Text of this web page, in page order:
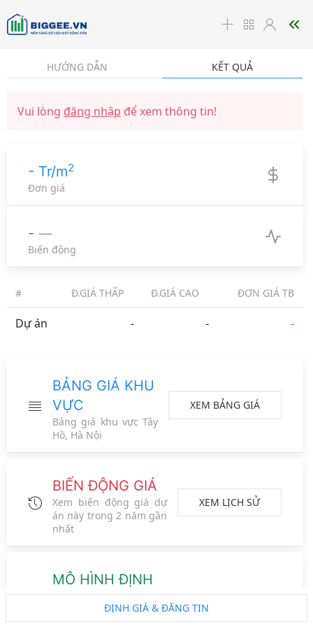
HƯỚNG DẪN KẾT QUẢ
Vui lòng đăng nhập để xem thông tin!
- Tr/m2
Đơn giá
-
Biến động
# Đ.GIÁ THẤP Đ.GIÁ CAO ĐƠN GIÁ TB
Dự án - - -
BẢNG GIÁ KHU
VỰC
Bảng giá khu vực Tây
Hồ, Hà Nội
XEM BẢNG GIÁ
BIẾN ĐỘNG GIÁ
Xem biến động giá dự
án này trong 2 năm gần
nhất
XEM LỊCH SỬ
MÔ HÌNH ĐỊNH
GIÁ
Các thông tin được
XEM MÔ HÌNH
ĐỊNH GIÁ & ĐĂNG TIN
☰
Metro ĐS CT Vành đai